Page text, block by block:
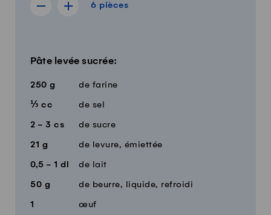
Afficher la recette de 5 pièces
Afficher la recette de 7 pièces
6 pièces
Pâte levée sucrée:
250 g de farine
⅓ cc de sel
2 - 3 cs de sucre
21 g de levure, émiettée
0,5 - 1 dl de lait
50 g de beurre, liquide, refroidi
1 œuf